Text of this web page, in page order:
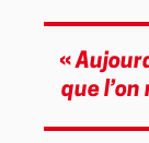
«
que